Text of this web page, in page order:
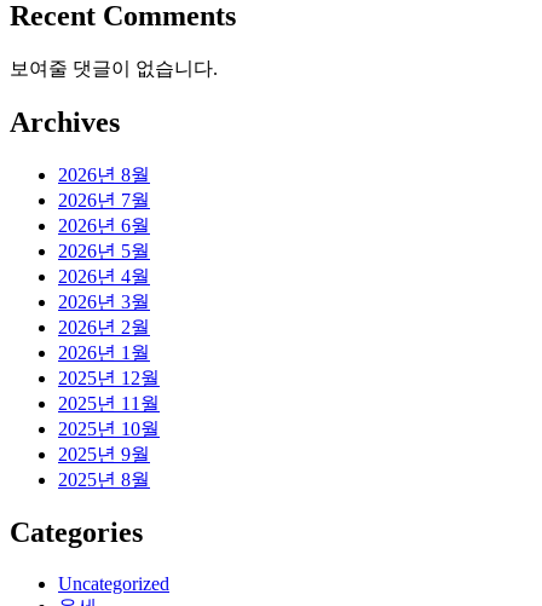
Recent Comments
보여줄 댓글이 없습니다.
Archives
2026년 8월
2026년 7월
2026년 6월
2026년 5월
2026년 4월
2026년 3월
2026년 2월
2026년 1월
2025년 12월
2025년 11월
2025년 10월
2025년 9월
2025년 8월
Categories
Uncategorized